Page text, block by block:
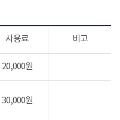
사용료 비고
20,000원
30,000원